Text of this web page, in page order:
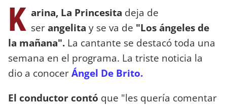
K arina, La Princesita deja de
serangelita y se va de "Los ángeles de
la mañana". La cantante se destacó toda una
semana en el programa. La triste noticia la
dio a conocerÁngel De Brito.
El conductor contó que "les quería comentar